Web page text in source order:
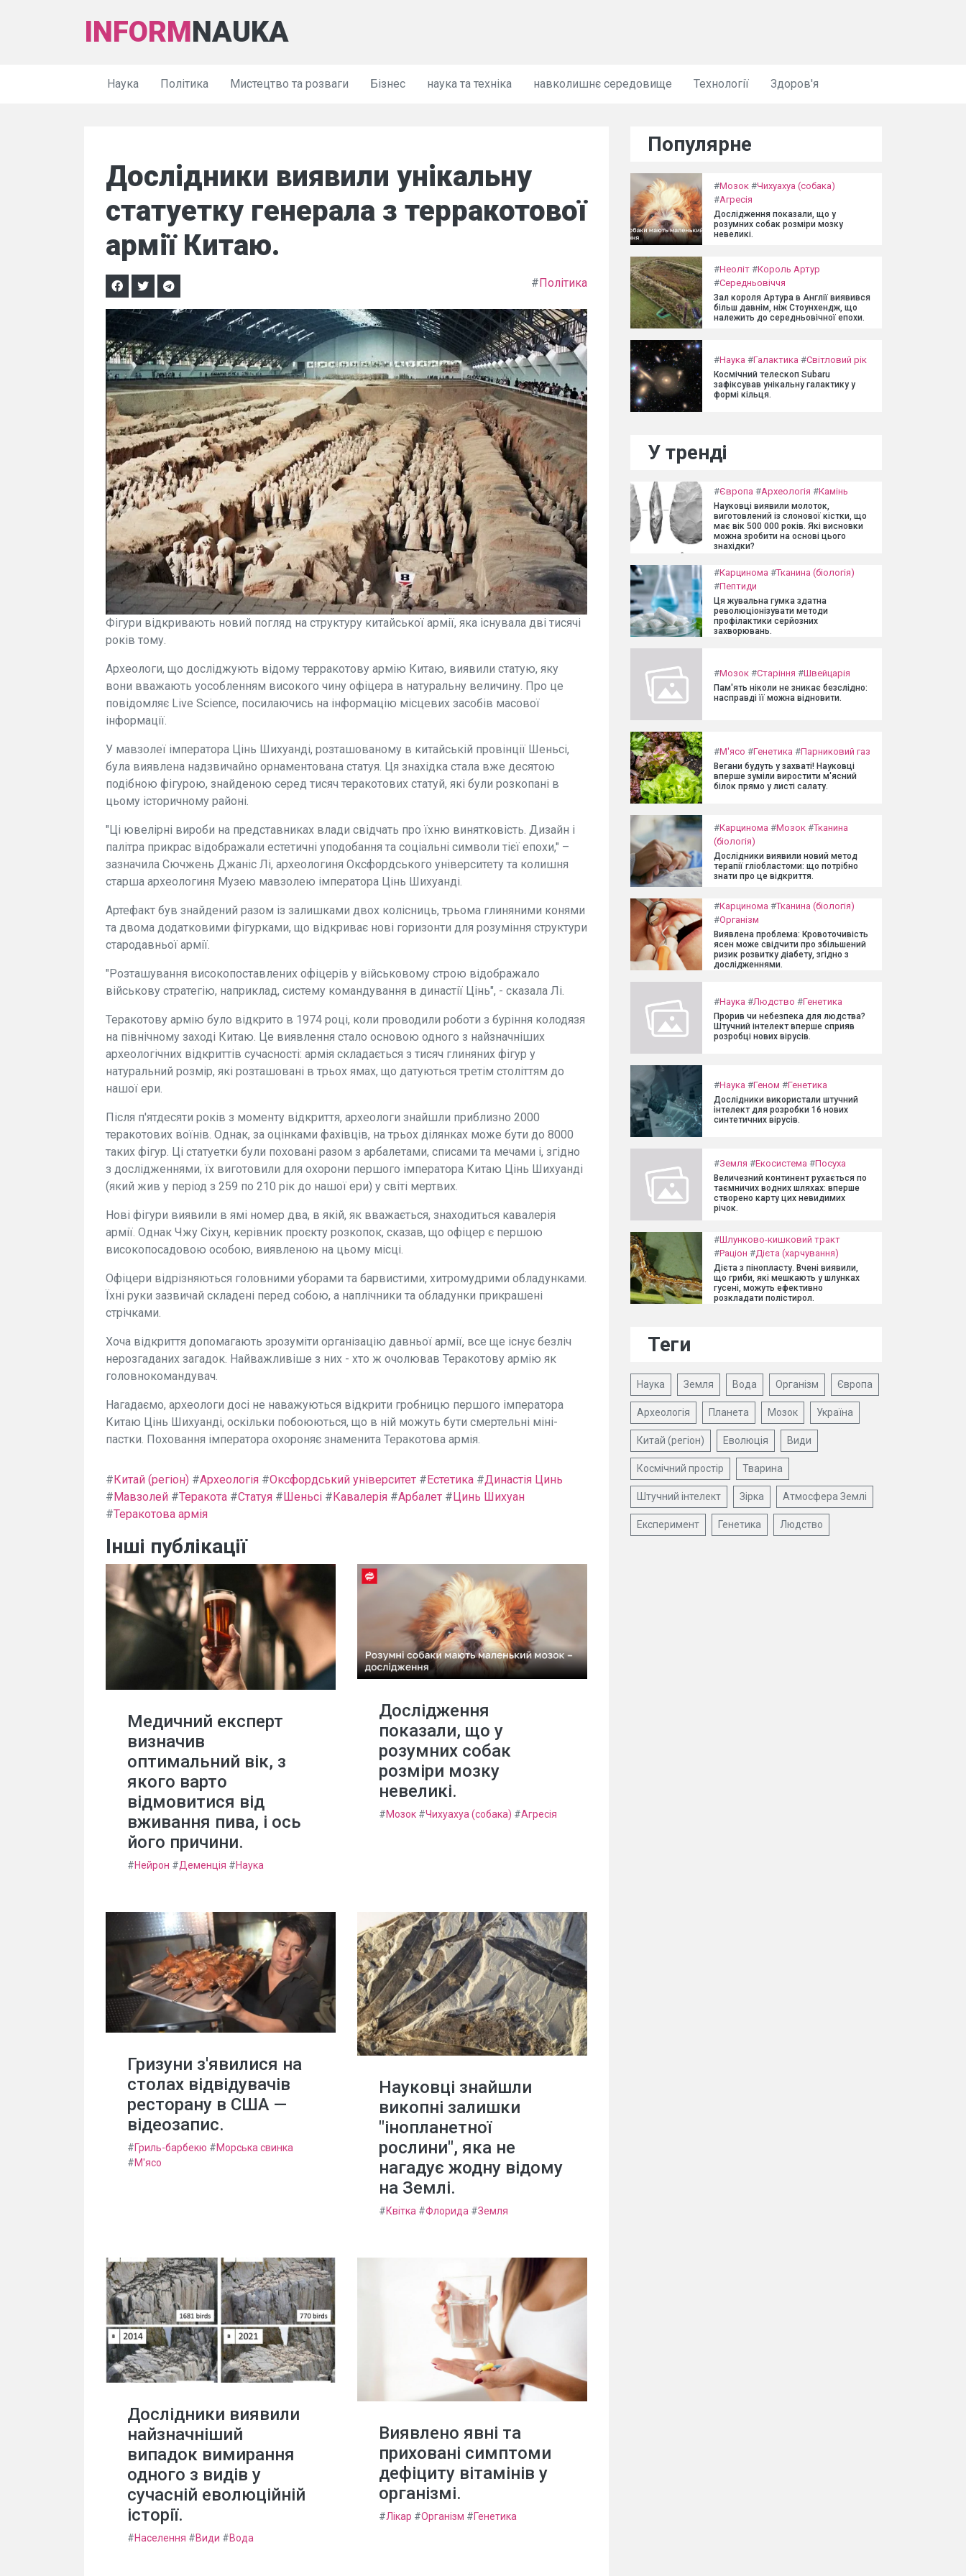
INFORMNAUKA
Наука Політика Мистецтво та розваги Бізнес наука та техніка навколишнє середовище Технології Здоров'я
Дослідники виявили унікальну
статуетку генерала з терракотової
армії Китаю.
#Політика
Фігури відкривають новий погляд на структуру китайської армії, яка існувала дві тисячі
років тому.
Археологи, що досліджують відому терракотову армію Китаю, виявили статую, яку
вони вважають уособленням високого чину офіцера в натуральну величину. Про це
повідомляє Live Science, посилаючись на інформацію місцевих засобів масової
інформації.
У мавзолеї імператора Цінь Шихуанді, розташованому в китайській провінції Шеньсі,
була виявлена надзвичайно орнаментована статуя. Ця знахідка стала вже десятою
подібною фігурою, знайденою серед тисяч теракотових статуй, які були розкопані в
цьому історичному районі.
"Ці ювелірні вироби на представниках влади свідчать про їхню винятковість. Дизайн і
палітра прикрас відображали естетичні уподобання та соціальні символи тієї епохи," –
зазначила Сючжень Джаніс Лі, археологиня Оксфордського університету та колишня
старша археологиня Музею мавзолею імператора Цінь Шихуанді.
Артефакт був знайдений разом із залишками двох колісниць, трьома глиняними конями
та двома додатковими фігурками, що відкриває нові горизонти для розуміння структури
стародавньої армії.
"Розташування високопоставлених офіцерів у військовому строю відображало
військову стратегію, наприклад, систему командування в династії Цінь", - сказала Лі.
Теракотову армію було відкрито в 1974 році, коли проводили роботи з буріння колодязя
на північному заході Китаю. Це виявлення стало основою одного з найзначніших
археологічних відкриттів сучасності: армія складається з тисяч глиняних фігур у
натуральний розмір, які розташовані в трьох ямах, що датуються третім століттям до
нашої ери.
Після п'ятдесяти років з моменту відкриття, археологи знайшли приблизно 2000
теракотових воїнів. Однак, за оцінками фахівців, на трьох ділянках може бути до 8000
таких фігур. Ці статуетки були поховані разом з арбалетами, списами та мечами і, згідно
з дослідженнями, їх виготовили для охорони першого імператора Китаю Цінь Шихуанді
(який жив у період з 259 по 210 рік до нашої ери) у світі мертвих.
Нові фігури виявили в ямі номер два, в якій, як вважається, знаходиться кавалерія
армії. Однак Чжу Сіхун, керівник проєкту розкопок, сказав, що офіцер є першою
високопосадовою особою, виявленою на цьому місці.
Офіцери відрізняються головними уборами та барвистими, хитромудрими обладунками.
Їхні руки зазвичай складені перед собою, а наплічники та обладунки прикрашені
стрічками.
Хоча відкриття допомагають зрозуміти організацію давньої армії, все ще існує безліч
нерозгаданих загадок. Найважливіше з них - хто ж очолював Теракотову армію як
головнокомандувач.
Нагадаємо, археологи досі не наважуються відкрити гробницю першого імператора
Китаю Цінь Шихуанді, оскільки побоюються, що в ній можуть бути смертельні міні-
пастки. Поховання імператора охороняє знаменита Теракотова армія.
# Китай (регіон) #Археологія #Оксфордський університет # Естетика #Династія Цинь
# Мавзолей #Теракота #Статуя # Шеньсі # Кавалерія #Арбалет # Цинь Шихуан
#Теракотова армія
Інші публікації
Медичний експерт
визначив
оптимальний вік, з
якого варто
відмовитися від
вживання пива, і ось
його причини.
#Нейрон #Деменція #Наука
Дослідження
показали, що у
розумних собак
розміри мозку
невеликі.
#Мозок #Чихуахуа (собака) #Агресія
Гризуни з'явилися на
столах відвідувачів
ресторану в США —
відеозапис.
#Гриль-барбекю #Морська свинка
#М'ясо
Науковці знайшли
викопні залишки
"інопланетної
рослини", яка не
нагадує жодну відому
на Землі.
#Квітка #Флорида #Земля
Дослідники виявили
найзначніший
випадок вимирання
одного з видів у
сучасній еволюційній
історії.
#Населення #Види #Вода
Виявлено явні та
приховані симптоми
дефіциту вітамінів у
організмі.
#Лікар #Організм #Генетика
Популярне
#Мозок #Чихуахуа (собака)
#Агресія
Дослідження показали, що у
розумних собак розміри мозку
невеликі.
#Неоліт #Король Артур
#Середньовіччя
Зал короля Артура в Англії виявився
більш давнім, ніж Стоунхендж, що
належить до середньовічної епохи.
#Наука #Галактика #Світловий рік
Космічний телескоп Subaru
зафіксував унікальну галактику у
формі кільця.
У тренді
#Європа #Археологія #Камінь
Науковці виявили молоток,
виготовлений із слонової кістки, що
має вік 500 000 років. Які висновки
можна зробити на основі цього
знахідки?
#Карцинома #Тканина (біологія)
#Пептиди
Ця жувальна гумка здатна
революціонізувати методи
профілактики серйозних
захворювань.
#Мозок #Старіння #Швейцарія
Пам'ять ніколи не зникає безслідно:
насправді її можна відновити.
#М'ясо #Генетика #Парниковий газ
Вегани будуть у захваті! Науковці
вперше зуміли виростити м'ясний
білок прямо у листі салату.
#Карцинома #Мозок #Тканина
(біологія)
Дослідники виявили новий метод
терапії гліобластоми: що потрібно
знати про це відкриття.
#Карцинома #Тканина (біологія)
#Організм
Виявлена проблема: Кровоточивість
ясен може свідчити про збільшений
ризик розвитку діабету, згідно з
дослідженнями.
#Наука #Людство #Генетика
Прорив чи небезпека для людства?
Штучний інтелект вперше сприяв
розробці нових вірусів.
#Наука #Геном #Генетика
Дослідники використали штучний
інтелект для розробки 16 нових
синтетичних вірусів.
#Земля #Екосистема #Посуха
Величезний континент рухається по
таємничих водних шляхах: вперше
створено карту цих невидимих
річок.
#Шлунково-кишковий тракт
#Раціон #Дієта (харчування)
Дієта з пінопласту. Вчені виявили,
що гриби, які мешкають у шлунках
гусені, можуть ефективно
розкладати полістирол.
Теги
Наука Земля Вода Організм Європа
Археологія Планета Мозок Україна
Китай (регіон) Еволюція Види
Космічний простір Тварина
Штучний інтелект Зірка Атмосфера Землі
Експеримент Генетика Людство